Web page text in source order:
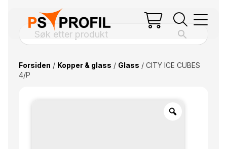
Forsiden / Kopper & glass / Glass / CITY ICE CUBES
4/P